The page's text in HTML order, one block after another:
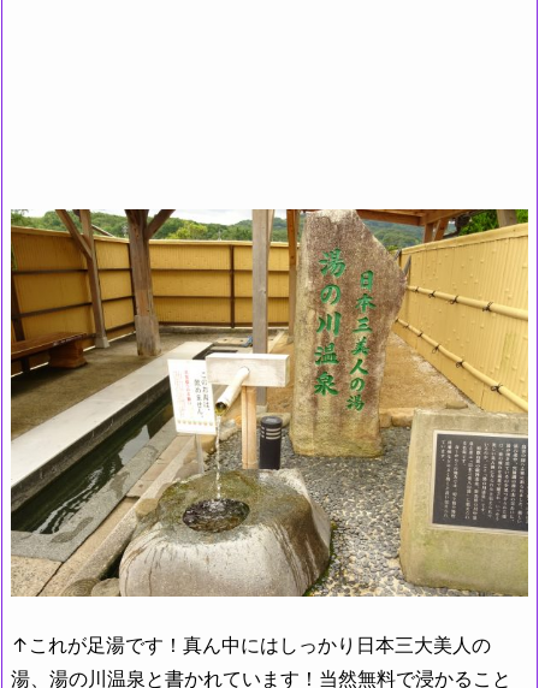
↑これが足湯です！真ん中にはしっかり日本三大美人の
湯、湯の川温泉と書かれています！当然無料で浸かること